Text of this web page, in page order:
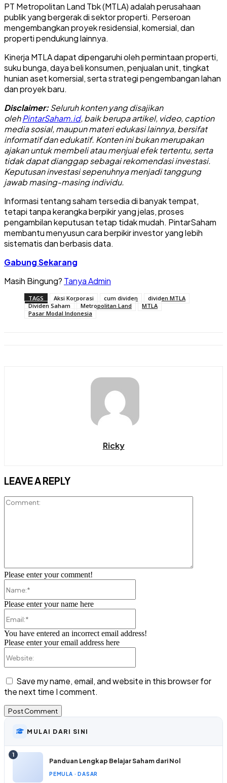
PT Metropolitan Land Tbk (MTLA) adalah perusahaan
publik yang bergerak di sektor properti. Perseroan
mengembangkan proyek residensial, komersial, dan
properti pendukung lainnya.
Kinerja MTLA dapat dipengaruhi oleh permintaan properti,
suku bunga, daya beli konsumen, penjualan unit, tingkat
hunian aset komersial, serta strategi pengembangan lahan
dan proyek baru.
Disclaimer:Seluruh konten yang disajikan
olehPintarSaham.id, baik berupa artikel, video, caption
media sosial, maupun materi edukasi lainnya, bersifat
informatif dan edukatif. Konten ini bukan merupakan
ajakan untuk membeli atau menjual efek tertentu, serta
tidak dapat dianggap sebagai rekomendasi investasi.
Keputusan investasi sepenuhnya menjadi tanggung
jawab masing-masing individu.
Informasi tentang saham tersedia di banyak tempat,
tetapi tanpa kerangka berpikir yang jelas, proses
pengambilan keputusan tetap tidak mudah. PintarSaham
membantu menyusun cara berpikir investor yang lebih
sistematis dan berbasis data.
Gabung Sekarang
Masih Bingung? Tanya Admin
TAGS Aksi Korporasi cum dividen
dividen MTLA
Dividen Saham
Metropolitan Land
MTLA
Pasar Modal Indonesia
Ricky
LEAVE A REPLY
Please enter your comment!
Please enter your name here
You have entered an incorrect email address!
Please enter your email address here
Save my name, email, and website in this browser for
the next time I comment.
MULAI DARI SINI
1
Panduan Lengkap Belajar Saham dari Nol
PEMULA · DASAR